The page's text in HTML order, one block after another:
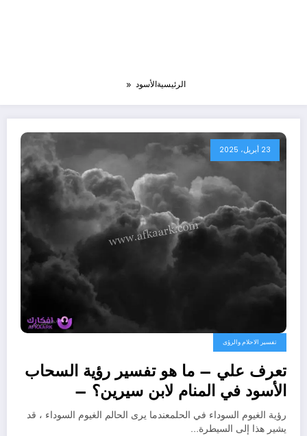
الرئيسيةالأسود
23 أبريل، 2025
تفسير الاحلام والرؤى
تعرف علي – ما هو تفسير رؤية السحاب
الأسود في المنام لابن سيرين؟ –
بالتفصيل
رؤية الغيوم السوداء في الحلمعندما يرى الحالم الغيوم السوداء ، قد
يشير هذا إلى السيطرة…